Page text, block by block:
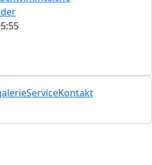
ServiceKontakt